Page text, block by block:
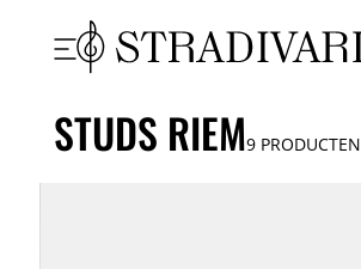
STUDS RIEM9 PRODUCTEN